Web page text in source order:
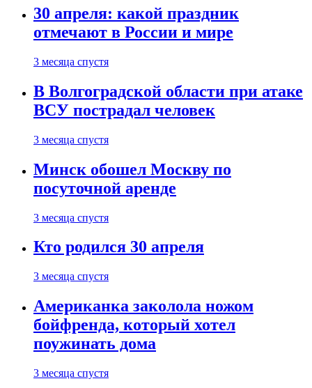
30 апреля: какой праздник
отмечают в России и мире
3 месяца спустя
В Волгоградской области при атаке
ВСУ пострадал человек
3 месяца спустя
Минск обошел Москву по
посуточной аренде
3 месяца спустя
Кто родился 30 апреля
3 месяца спустя
Американка заколола ножом
бойфренда, который хотел
поужинать дома
3 месяца спустя